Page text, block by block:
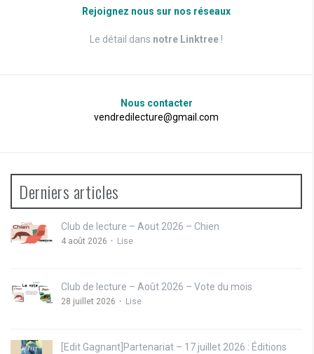
Rejoignez nous sur nos réseaux
Le détail dans notre Linktree !
Nous contacter
vendredilecture@gmail.com
Derniers articles
Club de lecture – Aout 2026 – Chien
4 août 2026 Lise
Club de lecture – Août 2026 – Vote du mois
28 juillet 2026 Lise
[Edit Gagnant]Partenariat – 17 juillet 2026 : Éditions